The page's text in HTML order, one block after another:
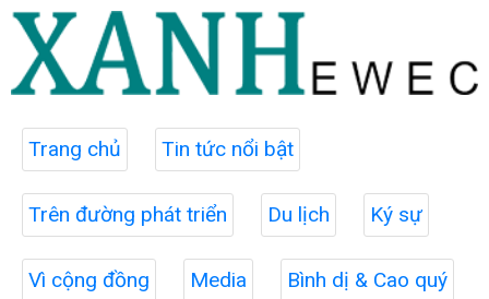
Trang chủ Tin tức nổi bật
Trên đường phát triển Du lịch Ký sự
Vì cộng đồng Media Bình dị & Cao quý